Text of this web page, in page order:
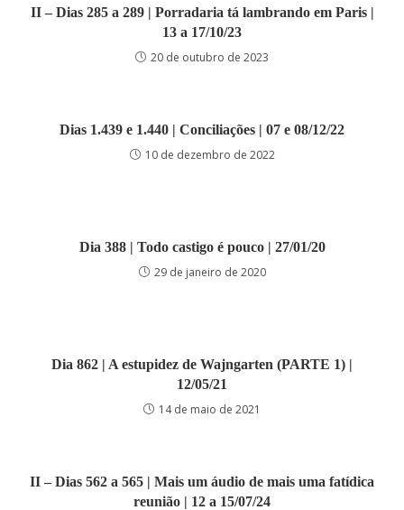
II – Dias 285 a 289 | Porradaria tá lambrando em Paris |
13 a 17/10/23
20 de outubro de 2023
Dias 1.439 e 1.440 | Conciliações | 07 e 08/12/22
10 de dezembro de 2022
Dia 388 | Todo castigo é pouco | 27/01/20
29 de janeiro de 2020
Dia 862 | A estupidez de Wajngarten (PARTE 1) |
12/05/21
14 de maio de 2021
II – Dias 562 a 565 | Mais um áudio de mais uma fatídica
reunião | 12 a 15/07/24